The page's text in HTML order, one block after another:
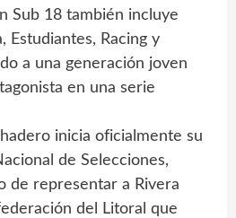
Sub 18 también incluye
Estudiantes, Racing y
a una generación joven
en una serie
inicia oficialmente su
de Selecciones,
de representar a Rivera
del Litoral que